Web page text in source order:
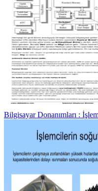
Bilgisayar Donanımları :